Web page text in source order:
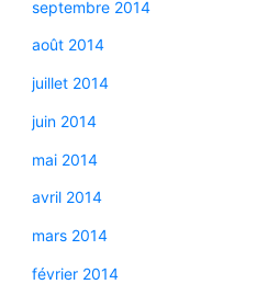
septembre 2014
août 2014
juillet 2014
juin 2014
mai 2014
avril 2014
mars 2014
février 2014